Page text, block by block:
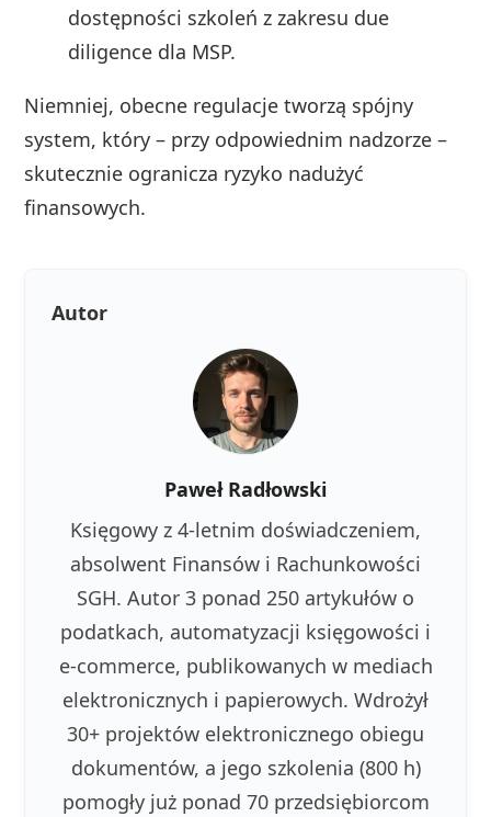
dostępności szkoleń z zakresu due
diligence dla MSP.
Niemniej, obecne regulacje tworzą spójny
system, który – przy odpowiednim nadzorze –
skutecznie ogranicza ryzyko nadużyć
finansowych.
Autor
Paweł Radłowski
Księgowy z 4-letnim doświadczeniem,
absolwent Finansów i Rachunkowości
SGH. Autor 3 ponad 250 artykułów o
podatkach, automatyzacji księgowości i
e-commerce, publikowanych w mediach
elektronicznych i papierowych. Wdrożył
30+ projektów elektronicznego obiegu
dokumentów, a jego szkolenia (800 h)
pomogły już ponad 70 przedsiębiorcom